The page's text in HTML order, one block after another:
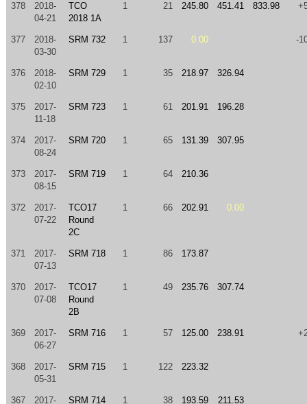
378
2018-
04-21
TCO
2018 1A
1 21 245.80 451.41 833.98
377
2018-
03-30
SRM 732 1 137 0.00 -
376
2018-
02-10
SRM 729 1 35 218.97 326.94
375
2017-
11-18
SRM 723 1 61 201.91 196.28
374
2017-
08-24
SRM 720 1 65 131.39 307.95
373
2017-
08-15
SRM 719 1 64 210.36
372
2017-
07-22
TCO17
Round
2C
1 66 202.91 0.00
371
2017-
07-13
SRM 718 1 86 173.87
370
2017-
07-08
TCO17
Round
2B
1 49 235.76 307.74
369
2017-
06-27
SRM 716 1 57 125.00 238.91
368
2017-
05-31
SRM 715 1 122 223.32
367
2017-
SRM 714 1 38 193.59 211.53